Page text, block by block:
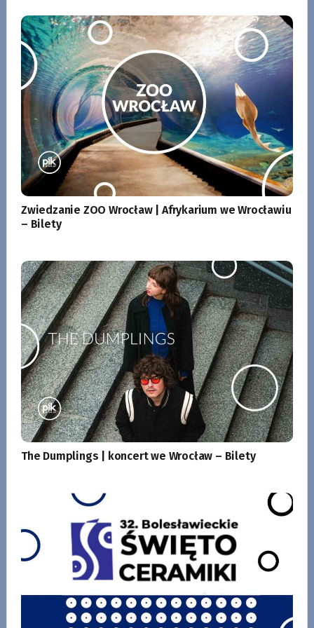
Zwiedzanie ZOO Wrocław | Afrykarium we Wrocławiu
– Bilety
The Dumplings | koncert we Wrocław – Bilety